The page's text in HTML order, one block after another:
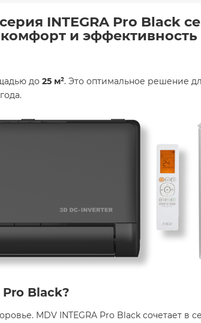
INTEGRA Pro Black
и эффективность
до 25 м². Это оптимальное решение
Pro Black?
MDV INTEGRA Pro Black сочетает в